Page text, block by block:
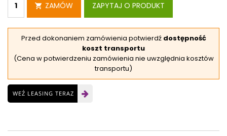
ZAMÓW ZAPYTAJ O PRODUKT
Przed dokonaniem zamówienia potwierdź dostępność
koszt transportu
(Cena w potwierdzeniu zamówienia nie uwzględnia kosztów
transportu)
WEŹ LEASING TERAZ